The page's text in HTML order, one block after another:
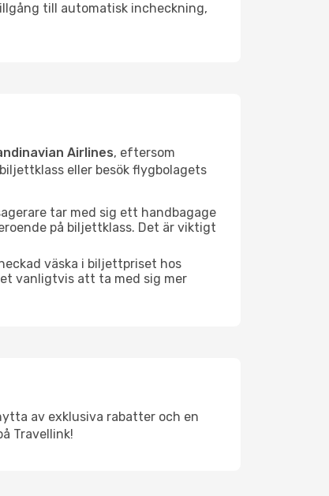
till automatisk incheckning,
Airlines, eftersom
eller besök flygbolagets
tar med sig ett handbagage
på biljettklass. Det är viktigt
väska i biljettpriset hos
vanligtvis att ta med sig mer
av exklusiva rabatter och en
Travellink!